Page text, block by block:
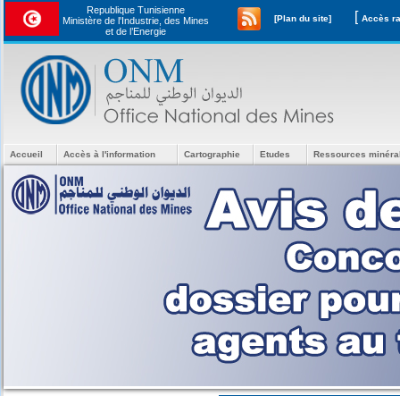
Republique Tunisienne
Ministère de l'Industrie, des Mines
et de l’Energie
[Plan du site] [
Accueil Accès à l'information Cartographie Etudes Ressources